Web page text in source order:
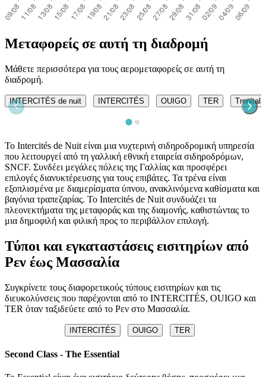
Μεταφορείς σε αυτή τη διαδρομή
Μάθετε περισσότερα για τους αερομεταφορείς σε αυτή τη
διαδρομή.
INTERCITÉS de nuit INTERCITÉS OUIGO TER Trenitalia
Το Intercités de Nuit είναι μια νυχτερινή σιδηροδρομική υπηρεσία
που λειτουργεί από τη γαλλική εθνική εταιρεία σιδηροδρόμων,
SNCF. Συνδέει μεγάλες πόλεις της Γαλλίας και προσφέρει
επιλογές διανυκτέρευσης για τους επιβάτες. Τα τρένα είναι
εξοπλισμένα με διαμερίσματα ύπνου, ανακλινόμενα καθίσματα και
βαγόνια τραπεζαρίας. Το Intercités de Nuit συνδυάζει τα
πλεονεκτήματα της μεταφοράς και της διαμονής, καθιστώντας το
μια δημοφιλή και φιλική προς το περιβάλλον επιλογή.
Τύποι και εγκαταστάσεις εισιτηρίων από
Ρεν έως Μασσαλία
Συγκρίνετε τους διαφορετικούς τύπους εισιτηρίων και τις
διευκολύνσεις που παρέχονται από το INTERCITÉS, OUIGO και
TER όταν ταξιδεύετε από το Ρεν στο Μασσαλία.
INTERCITÉS OUIGO TER
Second Class - The Essential